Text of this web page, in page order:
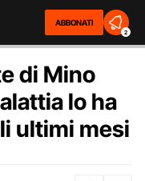
ABBONATI
2
di Mino
lo ha
ultimi mesi